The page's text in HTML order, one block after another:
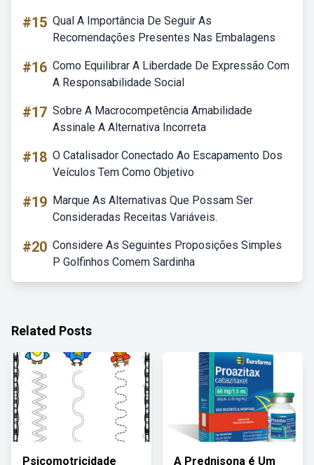
#15 Qual A Importância De Seguir As
Recomendações Presentes Nas Embalagens
#16 Como Equilibrar A Liberdade De Expressão Com
A Responsabilidade Social
#17 Sobre A Macrocompetência Amabilidade
Assinale A Alternativa Incorreta
#18 O Catalisador Conectado Ao Escapamento Dos
Veículos Tem Como Objetivo
#19 Marque As Alternativas Que Possam Ser
Consideradas Receitas Variáveis.
#20 Considere As Seguintes Proposições Simples
P Golfinhos Comem Sardinha
Related Posts
Psicomotricidade
A Prednisona é Um